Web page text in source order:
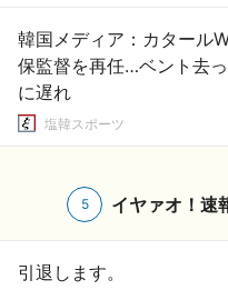
韓国メディア：カタール
保監督を再任…ベント去
に遅れ
塩韓スポーツ
5 イヤァオ！
引退します。